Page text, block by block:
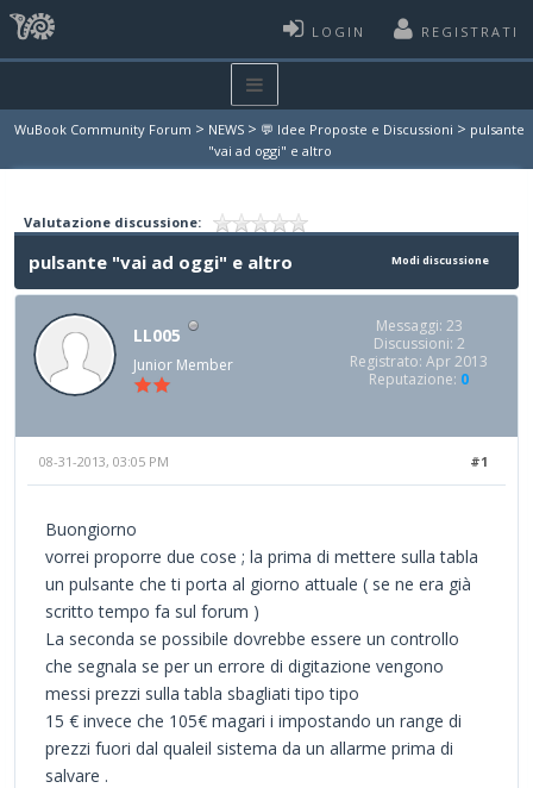
LOGIN REGISTRATI
WuBook Community Forum > NEWS > 💬 Idee Proposte e Discussioni > pulsante
"vai ad oggi" e altro
Valutazione discussione:
Modi discussione
pulsante "vai ad oggi" e altro
LL005
Junior Member
Messaggi: 23
Discussioni: 2
Registrato: Apr 2013
Reputazione: 0
#1
08-31-2013, 03:05 PM
Buongiorno
vorrei proporre due cose ; la prima di mettere sulla tabla
un pulsante che ti porta al giorno attuale ( se ne era già
scritto tempo fa sul forum )
La seconda se possibile dovrebbe essere un controllo
che segnala se per un errore di digitazione vengono
messi prezzi sulla tabla sbagliati tipo tipo
15 € invece che 105€ magari i impostando un range di
prezzi fuori dal qualeil sistema da un allarme prima di
salvare .